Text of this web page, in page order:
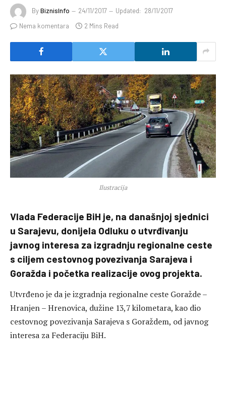
ByBiznisInfo 24/11/2017 Updated: 28/11/2017
Nema komentara
2 Mins Read
Ilustracija
Vlada Federacije BiH je, na današnjoj sjednici
u Sarajevu, donijela Odluku o utvrđivanju
javnog interesa za izgradnju regionalne ceste
s ciljem cestovnog povezivanja Sarajeva i
Goražda i početka realizacije ovog projekta.
Utvrđeno je da je izgradnja regionalne ceste Goražde –
Hranjen – Hrenovica, dužine 13,7 kilometara, kao dio
cestovnog povezivanja Sarajeva s Goraždem, od javnog
interesa za Federaciju BiH.